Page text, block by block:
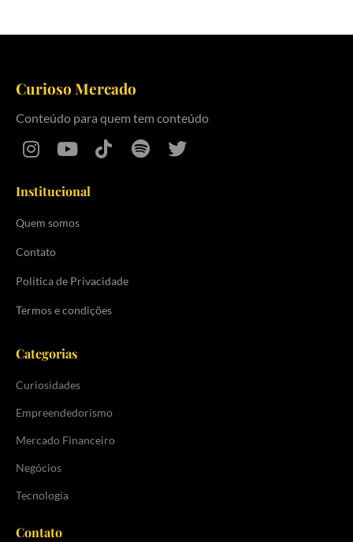
Curioso Mercado
Conteúdo para quem tem conteúdo
Institucional
Quem somos
Contato
Política de Privacidade
Termos e condições
Categorias
Curiosidades
Empreendedorismo
Mercado Financeiro
Negócios
Tecnologia
Contato